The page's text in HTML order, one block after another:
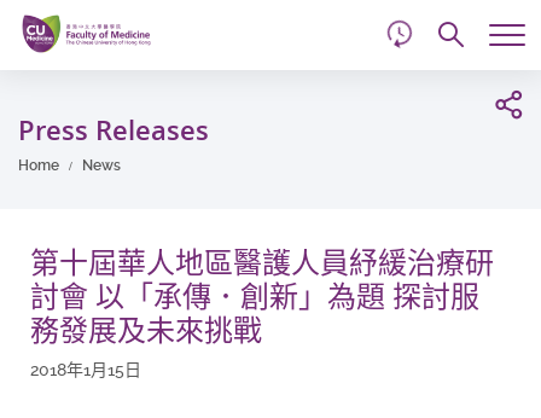
Skip
main
content
Press Releases
Home News
第十屆華人地區醫護人員紓緩治療研
討會 以「承傳．創新」為題 探討服
務發展及未來挑戰
2018年1月15日